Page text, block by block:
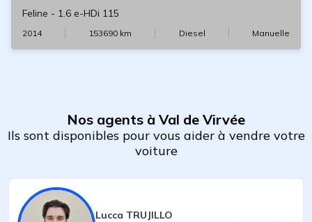
Feline - 1.6 e-HDi 115
2014 153690 km Diesel Manuelle
Nos agents à Val de Virvée
Ils sont disponibles pour vous aider à vendre votre
voiture
Lucca TRUJILLO